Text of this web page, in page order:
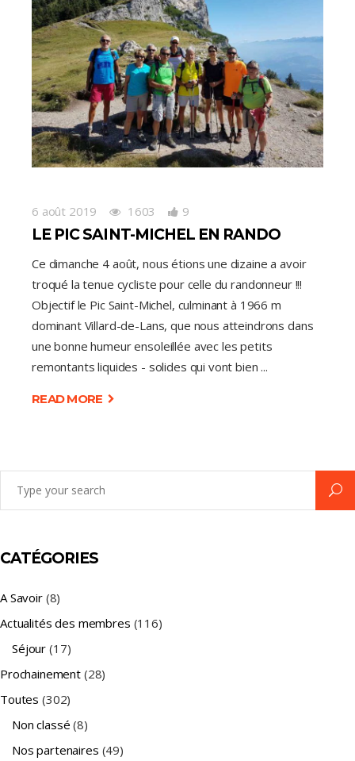
6 août 2019 1603 9
LE PIC SAINT-MICHEL EN RANDO
Ce dimanche 4 août, nous étions une dizaine a avoir
troqué la tenue cycliste pour celle du randonneur !!!
Objectif le Pic Saint-Michel, culminant à 1966 m
dominant Villard-de-Lans, que nous atteindrons dans
une bonne humeur ensoleillée avec les petits
remontants liquides - solides qui vont bien
READ MORE
CATÉGORIES
A Savoir(8)
Actualités des membres (116)
Séjour (17)
Prochainement (28)
Toutes (302)
Non classé (8)
Nos partenaires (49)